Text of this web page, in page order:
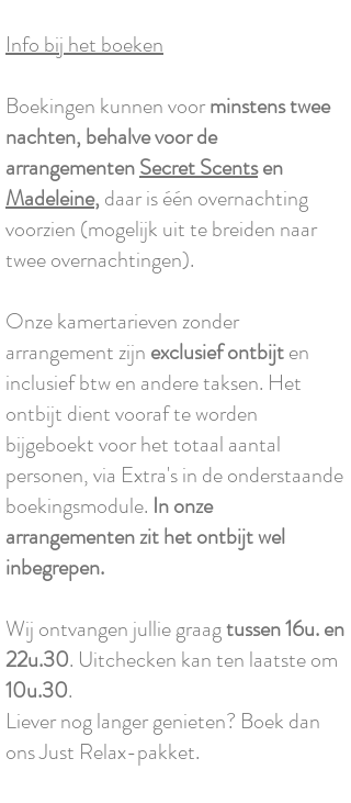
Info bij het boeken
Boekingen kunnen voorminstens twee
nachten, behalve voor de
arrangementenSecret Scentsen
Madeleine, daar is één overnachting
voorzien (mogelijk uit te breiden naar
twee overnachtingen).
Onze kamertarieven zonder
arrangement zijn exclusief ontbijten
inclusief btw en andere taksen. Het
ontbijt dient vooraf te worden
bijgeboekt voor het totaal aantal
personen, via Extra's in de onderstaande
boekingsmodule. In onze
arrangementen zit het ontbijt wel
inbegrepen.
Wij ontvangen jullie graagtussen 16u. en
22u.30. Uitchecken kan ten laatste om
10u.30.
Liever nog langer genieten? Boek dan
ons Just Relax-pakket.